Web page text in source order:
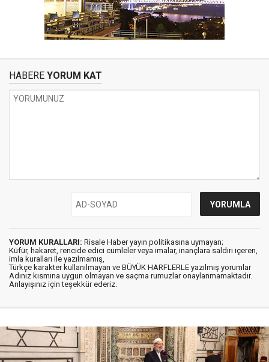
HABERE YORUM KAT
YORUM KURALLARI: Risale Haber yayın politikasına uymayan;
Küfür, hakaret, rencide edici cümleler veya imalar, inançlara saldırı içeren,
imla kuralları ile yazılmamış,
Türkçe karakter kullanılmayan ve BÜYÜK HARFLERLE yazılmış yorumlar
Adınız kısmına uygun olmayan ve saçma rumuzlar onaylanmamaktadır.
Anlayışınız için teşekkür ederiz.